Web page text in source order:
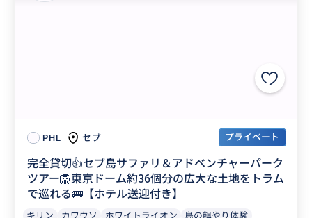
PHL セブ プライベート
完全貸切👍セブ島サファリ＆アドベンチャーパーク
ツアー🦁東京ドーム約36個分の広大な土地をトラム
で巡れる🚌【ホテル送迎付き】
キリン カワウソ ホワイトライオン 鳥の餌やり体験